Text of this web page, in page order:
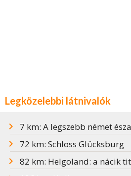
Legközelebbi látnivalók
7 km: A legszebb német
72 km: Schloss Glücksburg
82 km: Helgoland: a nácik